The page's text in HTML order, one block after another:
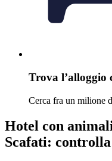
Trova l’alloggio
Cerca fra un milione
Hotel con
Scafati: